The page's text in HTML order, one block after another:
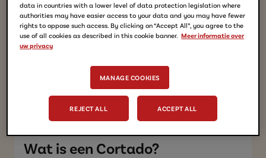
Koffiesoorten
Wat is een Cortado?
data in countries with a lower level of data protection legislation where
authorities may have easier access to your data and you may have fewer
rights to oppose such access. By clicking on “Accept All”, you agree to the
use of all cookies as described in this cookie banner. Meer informatie over
uw privacy
MANAGE COOKIES
REJECT ALL ACCEPT ALL